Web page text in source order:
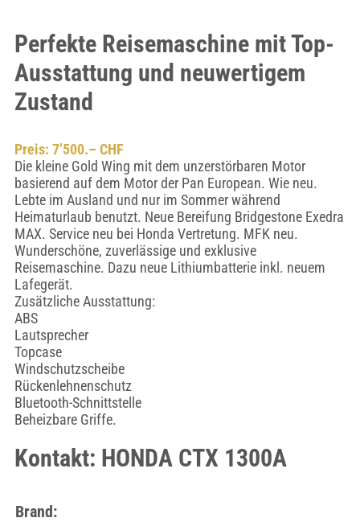
Perfekte Reisemaschine mit Top-
Ausstattung und neuwertigem
Zustand
Preis: 7’500.– CHF
Die kleine Gold Wing mit dem unzerstörbaren Motor
basierend auf dem Motor der Pan European. Wie neu.
Lebte im Ausland und nur im Sommer während
Heimaturlaub benutzt. Neue Bereifung Bridgestone Exedra
MAX. Service neu bei Honda Vertretung. MFK neu.
Wunderschöne, zuverlässige und exklusive
Reisemaschine. Dazu neue Lithiumbatterie inkl. neuem
Lafegerät.
Zusätzliche Ausstattung:
ABS
Lautsprecher
Topcase
Windschutzscheibe
Rückenlehnenschutz
Bluetooth-Schnittstelle
Beheizbare Griffe.
Kontakt: HONDA CTX 1300A
Brand: